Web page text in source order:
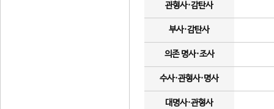
관형사·감탄사
부사·감탄사
의존 명사·조사
수사·관형사·명사
대명사·관형사